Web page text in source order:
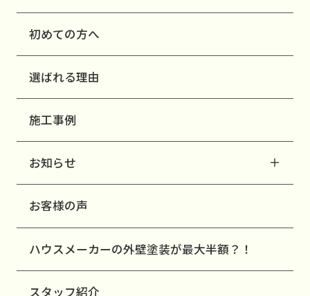
初めての方へ
選ばれる理由
施工事例
お知らせ
お客様の声
ハウスメーカーの外壁塗装が最大半額？！
スタッフ紹介